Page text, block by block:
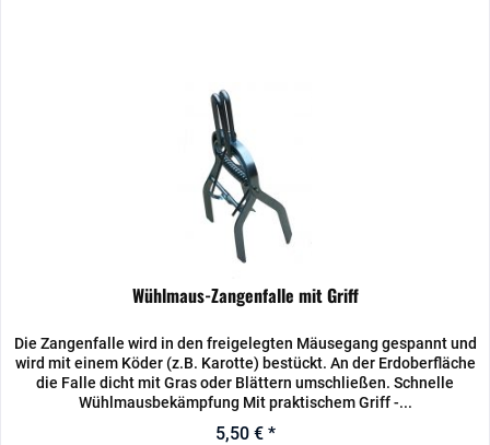
Wühlmaus-Zangenfalle mit Griff
Die Zangenfalle wird in den freigelegten Mäusegang gespannt und
wird mit einem Köder (z.B. Karotte) bestückt. An der Erdoberfläche
die Falle dicht mit Gras oder Blättern umschließen. Schnelle
Wühlmausbekämpfung Mit praktischem Griff -...
5,50 € *